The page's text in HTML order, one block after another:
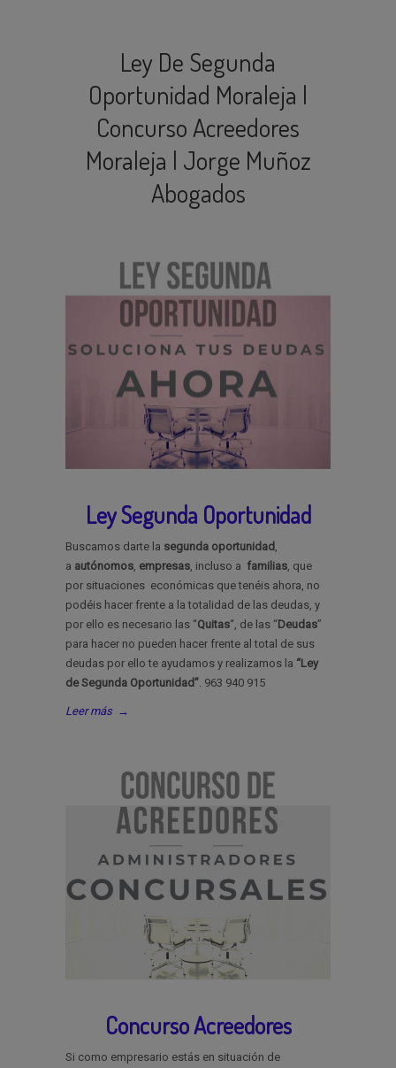
Ley De Segunda
Oportunidad Moraleja |
Concurso Acreedores
Moraleja | Jorge Muñoz
Abogados
Ley Segunda Oportunidad
Buscamos darte la segunda oportunidad ,
a autónomos, empresas, incluso a familias, que
por situaciones económicas que tenéis ahora, no
podéis hacer frente a la totalidad de las deudas, y
por ello es necesario las “Quitas“, de las “Deudas”
para hacer no pueden hacer frente al total de sus
deudas por ello te ayudamos y realizamos la “Ley
de Segunda Oportunidad”. 963 940 915
Leer más →
Concurso Acreedores
Si como empresario estás en situación de